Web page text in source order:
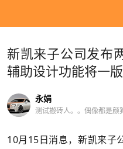
新凯来子公司发布
辅助设计功能将一
永娟
测试搬砖人。。偶像都是颜
10月15日消息，新凯来子